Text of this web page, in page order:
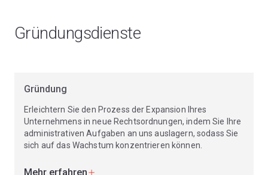
Gründungsdienste
Gründung
Erleichtern Sie den Prozess der Expansion Ihres
Unternehmens in neue Rechtsordnungen, indem Sie Ihre
administrativen Aufgaben an uns auslagern, sodass Sie
sich auf das Wachstum konzentrieren können.
Mehr erfahren